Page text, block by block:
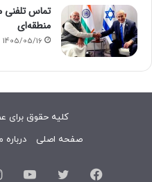
تماس تلفنی
منطقه‌ای
1405/05/16
کلیه حقوق برای
صفحه اصلی
درباره
فیسبوک توییتر